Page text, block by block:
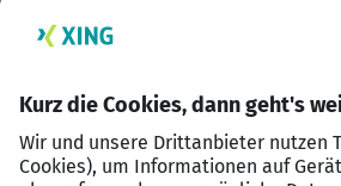
ermöglichen wir dir einen
Augengesundheitscheck in
Deine Gesundheit liegt uns